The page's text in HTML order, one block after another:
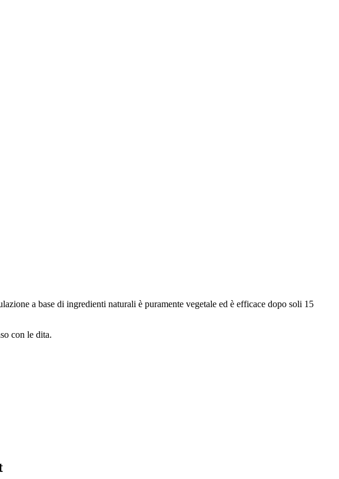
a base di ingredienti naturali è puramente vegetale ed è efficace dopo soli 15
con le dita.